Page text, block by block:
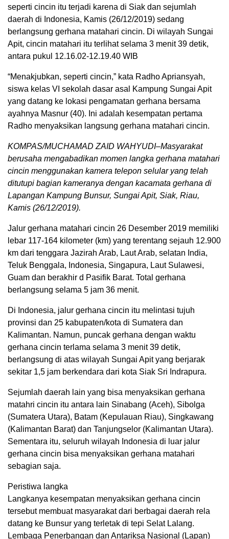
seperti cincin itu terjadi karena di Siak dan sejumlah
daerah di Indonesia, Kamis (26/12/2019) sedang
berlangsung gerhana matahari cincin. Di wilayah Sungai
Apit, cincin matahari itu terlihat selama 3 menit 39 detik,
antara pukul 12.16.02-12.19.40 WIB
“Menakjubkan, seperti cincin,” kata Radho Apriansyah,
siswa kelas VI sekolah dasar asal Kampung Sungai Apit
yang datang ke lokasi pengamatan gerhana bersama
ayahnya Masnur (40). Ini adalah kesempatan pertama
Radho menyaksikan langsung gerhana matahari cincin.
KOMPAS/MUCHAMAD ZAID WAHYUDI–Masyarakat
berusaha mengabadikan momen langka gerhana matahari
cincin menggunakan kamera telepon selular yang telah
ditutupi bagian kameranya dengan kacamata gerhana di
Lapangan Kampung Bunsur, Sungai Apit, Siak, Riau,
Kamis (26/12/2019).
Jalur gerhana matahari cincin 26 Desember 2019 memiliki
lebar 117-164 kilometer (km) yang terentang sejauh 12.900
km dari tenggara Jazirah Arab, Laut Arab, selatan India,
Teluk Benggala, Indonesia, Singapura, Laut Sulawesi,
Guam dan berakhir d Pasifik Barat. Total gerhana
berlangsung selama 5 jam 36 menit.
Di Indonesia, jalur gerhana cincin itu melintasi tujuh
provinsi dan 25 kabupaten/kota di Sumatera dan
Kalimantan. Namun, puncak gerhana dengan waktu
gerhana cincin terlama selama 3 menit 39 detik,
berlangsung di atas wilayah Sungai Apit yang berjarak
sekitar 1,5 jam berkendara dari kota Siak Sri Indrapura.
Sejumlah daerah lain yang bisa menyaksikan gerhana
matahri cincin itu antara lain Sinabang (Aceh), Sibolga
(Sumatera Utara), Batam (Kepulauan Riau), Singkawang
(Kalimantan Barat) dan Tanjungselor (Kalimantan Utara).
Sementara itu, seluruh wilayah Indonesia di luar jalur
gerhana cincin bisa menyaksikan gerhana matahari
sebagian saja.
Peristiwa langka
Langkanya kesempatan menyaksikan gerhana cincin
tersebut membuat masyarakat dari berbagai daerah rela
datang ke Bunsur yang terletak di tepi Selat Lalang.
Lembaga Penerbangan dan Antariksa Nasional (Lapan)